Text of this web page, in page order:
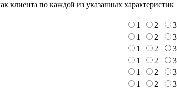
клиента по каждой из указанных характеристик
1 2 3
1 2 3
1 2 3
1 2 3
1 2 3
1 2 3